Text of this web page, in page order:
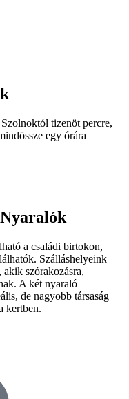
tizenöt percre,
egy órára
a családi birtokon,
Szálláshelyeink
akik szórakozásra,
A két nyaraló
de nagyobb társaság
kertben.